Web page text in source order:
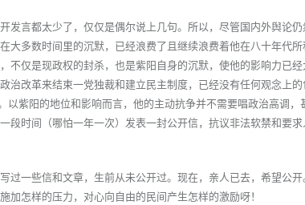
发言都太少了，仅仅是偶尔说上几句。所以，尽管国内外舆论
大多数时间里的沉默，已经浪费了且继续浪费着他在八十年代所
不仅是现政权的封杀，也是紫阳自身的沉默，使他的影响力已经
治改革来结束一党独裁和建立民主制度，已经没有任何观念上
紫阳的地位和影响而言，他的主动抗争并不需要唱政治高调，
段时间（哪怕一年一次）发表一封公开信，抗议非法软禁和要求
过一些信和文章，生前从未公开过。现在，亲人已去，希望公
怎样的压力，对心向自由的民间产生怎样的激励呀！